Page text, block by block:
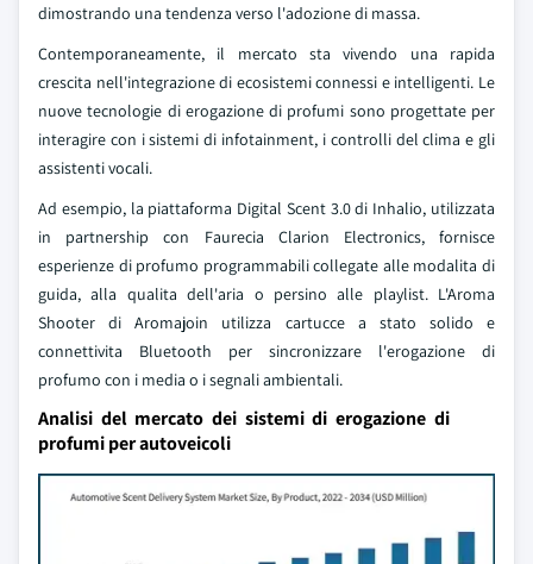
dimostrando una tendenza verso l'adozione di massa.
Contemporaneamente, il mercato sta vivendo una rapida
crescita nell'integrazione di ecosistemi connessi e intelligenti. Le
nuove tecnologie di erogazione di profumi sono progettate per
interagire con i sistemi di infotainment, i controlli del clima e gli
assistenti vocali.
Ad esempio, la piattaforma Digital Scent 3.0 di Inhalio, utilizzata
in partnership con Faurecia Clarion Electronics, fornisce
esperienze di profumo programmabili collegate alle modalita di
guida, alla qualita dell'aria o persino alle playlist. L'Aroma
Shooter di Aromajoin utilizza cartucce a stato solido e
connettivita Bluetooth per sincronizzare l'erogazione di
profumo con i media o i segnali ambientali.
Analisi del mercato dei sistemi di erogazione di
profumi per autoveicoli